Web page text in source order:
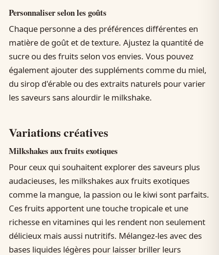
Personnaliser selon les goûts
Chaque personne a des préférences différentes en
matière de goût et de texture. Ajustez la quantité de
sucre ou des fruits selon vos envies. Vous pouvez
également ajouter des suppléments comme du miel,
du sirop d'érable ou des extraits naturels pour varier
les saveurs sans alourdir le milkshake.
Variations créatives
Milkshakes aux fruits exotiques
Pour ceux qui souhaitent explorer des saveurs plus
audacieuses, les milkshakes aux fruits exotiques
comme la mangue, la passion ou le kiwi sont parfaits.
Ces fruits apportent une touche tropicale et une
richesse en vitamines qui les rendent non seulement
délicieux mais aussi nutritifs. Mélangez-les avec des
bases liquides légères pour laisser briller leurs